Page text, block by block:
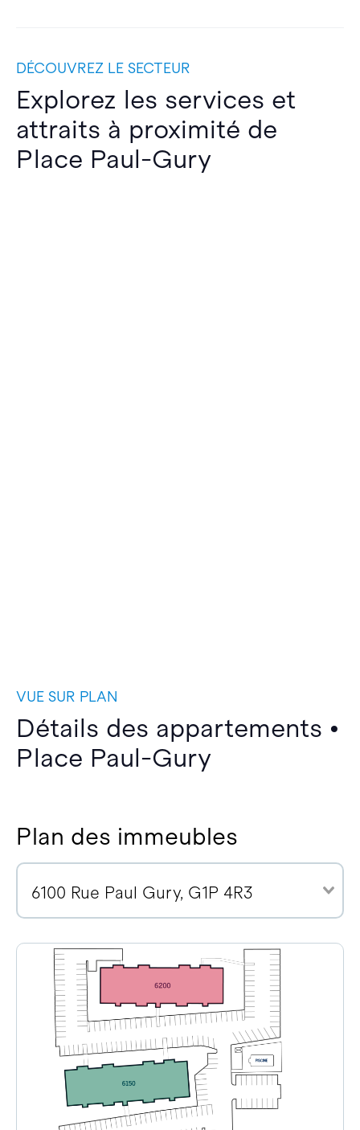
DÉCOUVREZ LE SECTEUR
Explorez les services et
attraits à proximité de
Place Paul-Gury
VUE SUR PLAN
Détails des appartements •
Place Paul-Gury
Plan des immeubles
6100 Rue Paul Gury, G1P 4R3